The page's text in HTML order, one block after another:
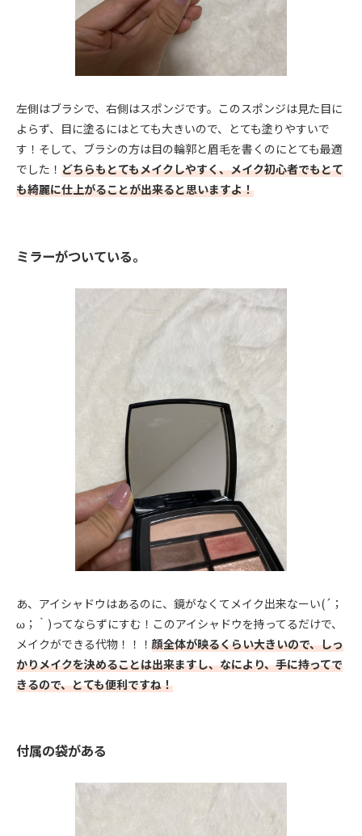
左側はブラシで、右側はスポンジです。このスポンジは見た目に
よらず、目に塗るにはとても大きいので、とても塗りやすいで
す！そして、ブラシの方は目の輪郭と眉毛を書くのにとても最適
でした！ どちらもとてもメイクしやすく、メイク初心者でもとて
も綺麗に仕上がることが出来ると思いますよ！
ミラーがついている。
あ、アイシャドウはあるのに、鏡がなくてメイク出来なーい(´；
ω；｀)ってならずにすむ！このアイシャドウを持ってるだけで、
メイクができる代物！！！ 顔全体が映るくらい大きいので、しっ
かりメイクを決めることは出来ますし、なにより、手に持ってで
きるので、とても便利ですね！
付属の袋がある